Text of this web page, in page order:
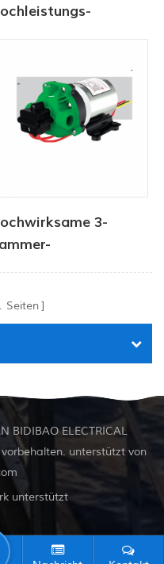
3-
Seiten
BIDIBAO ELECTRICAL
vorbehalten. unterstützt von
unterstützt